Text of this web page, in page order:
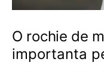
O rochie de
importanta